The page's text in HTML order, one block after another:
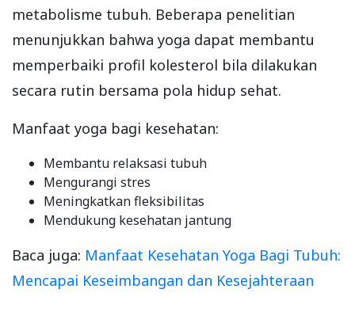
metabolisme tubuh. Beberapa penelitian
menunjukkan bahwa yoga dapat membantu
memperbaiki profil kolesterol bila dilakukan
secara rutin bersama pola hidup sehat.
Manfaat yoga bagi kesehatan:
Membantu relaksasi tubuh
Mengurangi stres
Meningkatkan fleksibilitas
Mendukung kesehatan jantung
Baca juga: Manfaat Kesehatan Yoga Bagi Tubuh:
Mencapai Keseimbangan dan Kesejahteraan